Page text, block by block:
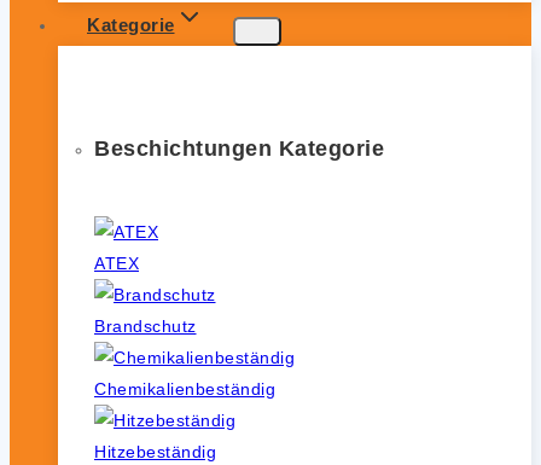
Kategorie
Beschichtungen Kategorie
ATEX
Brandschutz
Chemikalienbeständig
Hitzebeständig